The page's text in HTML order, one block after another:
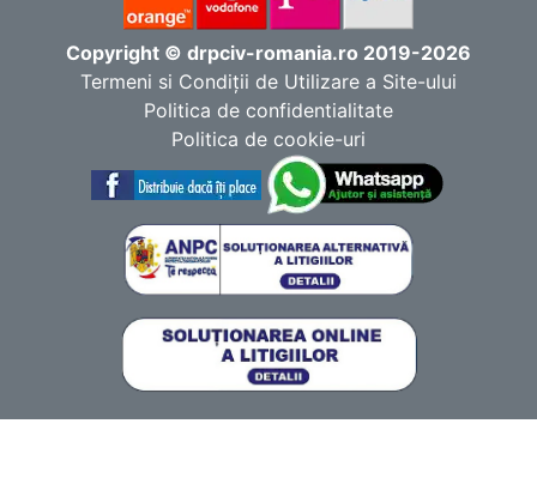
Copyright © drpciv-romania.ro 2019-2026
Termeni si Condiţii de Utilizare a Site-ului
Politica de confidentialitate
Politica de cookie-uri